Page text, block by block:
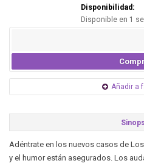
Disponibilidad:
Disponible en 1
Añadir a
Adéntrate en los nuevos casos de
y el humor están asegurados. Los